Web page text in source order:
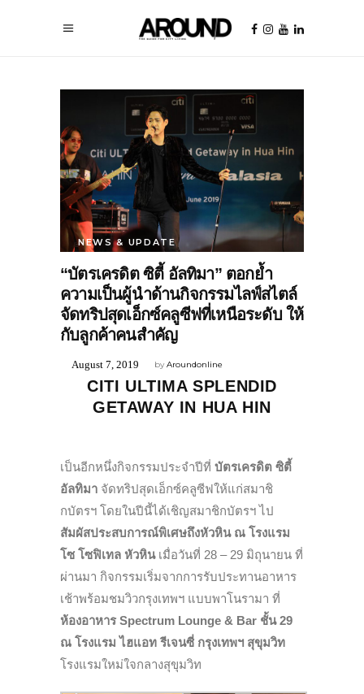
NEWS & UPDATE
“บัตรเครดิต ซิตี้ อัลทิมา” ตอกย้ำ
ความเป็นผู้นำด้านกิจกรรมไลฟ์สไตล์
จัดทริปสุดเอ็กซ์คลูซีฟที่เหนือระดับ ให้
กับลูกค้าคนสำคัญ
byAroundonline
August 7, 2019
CITI ULTIMA SPLENDID
GETAWAY IN HUA HIN
เป็นอีกหนึ่งกิจกรรมประจำปีที่ บัตรเครดิต ซิตี้
อัลทิมา จัดทริปสุดเอ็กซ์คลูซีฟให้แก่สมาชิ
กบัตรฯ โดยในปีนี้ได้เชิญสมาชิกบัตรฯ ไป
สัมผัสประสบการณ์พิเศษถึงหัวหิน ณ โรงแรม
โซ โซฟิเทล หัวหินเมื่อวันที่ 28 – 29 มิถุนายน ที่
ผ่านมา กิจกรรมเริ่มจากการรับประทานอาหาร
เช้าพร้อมชมวิวกรุงเทพฯ แบบพาโนรามา ที่
ห้องอาหาร Spectrum Lounge & Bar ชั้น 29
ณ โรงแรม ไฮแอท รีเจนซี่ กรุงเทพฯ สุขุมวิท
โรงแรมใหม่ใจกลางสุขุมวิท